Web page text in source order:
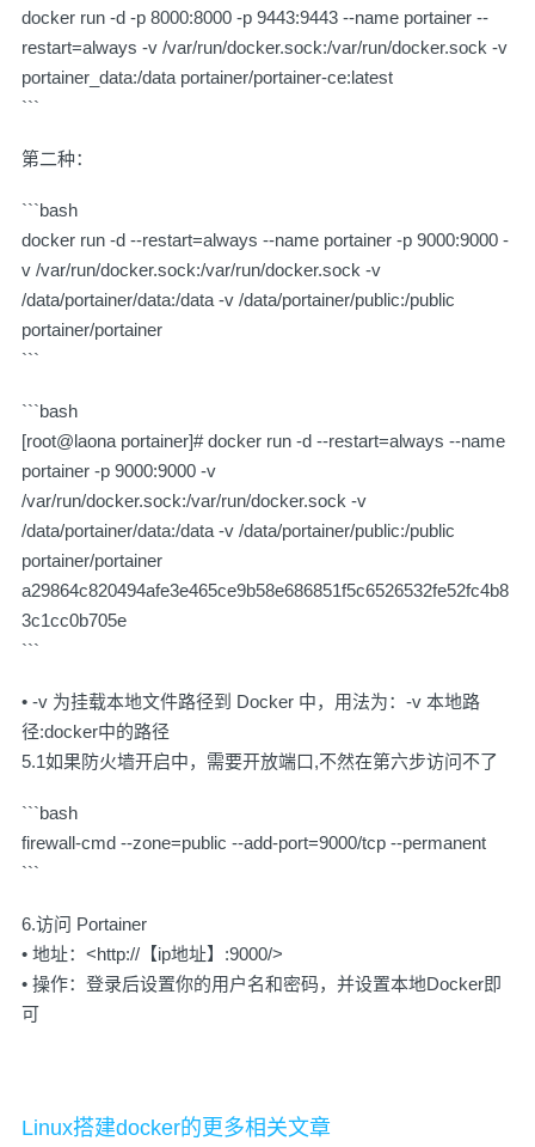
docker run -d -p 8000:8000 -p 9443:9443 --name portainer --
restart=always -v /var/run/docker.sock:/var/run/docker.sock -v
portainer_data:/data portainer/portainer-ce:latest
```
第二种：
```bash
docker run -d --restart=always --name portainer -p 9000:9000 -
v /var/run/docker.sock:/var/run/docker.sock -v
/data/portainer/data:/data -v /data/portainer/public:/public
portainer/portainer
```
```bash
[root@laona portainer]# docker run -d --restart=always --name
portainer -p 9000:9000 -v
/var/run/docker.sock:/var/run/docker.sock -v
/data/portainer/data:/data -v /data/portainer/public:/public
portainer/portainer
a29864c820494afe3e465ce9b58e686851f5c6526532fe52fc4b8
3c1cc0b705e
```
• -v 为挂载本地文件路径到 Docker 中，用法为：-v 本地路
径:docker中的路径
5.1如果防火墙开启中，需要开放端口,不然在第六步访问不了
```bash
firewall-cmd --zone=public --add-port=9000/tcp --permanent
```
6.访问 Portainer
• 地址：<http://【ip地址】:9000/>
• 操作：登录后设置你的用户名和密码，并设置本地Docker即
可
Linux搭建docker的更多相关文章